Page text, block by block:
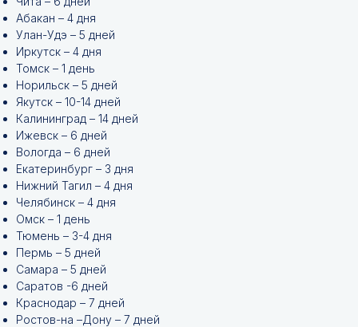
Абакан – 4 дня
Улан-Удэ – 5 дней
Иркутск – 4 дня
Томск – 1 день
Норильск – 5 дней
Якутск – 10-14 дней
Калининград – 14 дней
Ижевск – 6 дней
Вологда – 6 дней
Екатеринбург – 3 дня
Нижний Тагил – 4 дня
Челябинск – 4 дня
Омск – 1 день
Тюмень – 3-4 дня
Пермь – 5 дней
Самара – 5 дней
Саратов -6 дней
Краснодар – 7 дней
Ростов-на –Дону – 7 дней